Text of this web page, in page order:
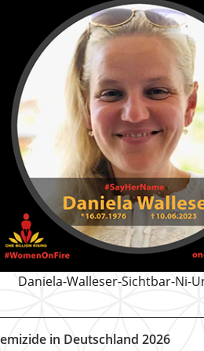
Daniela-Walleser-Sichtbar-Ni-
in Deutschland 2026